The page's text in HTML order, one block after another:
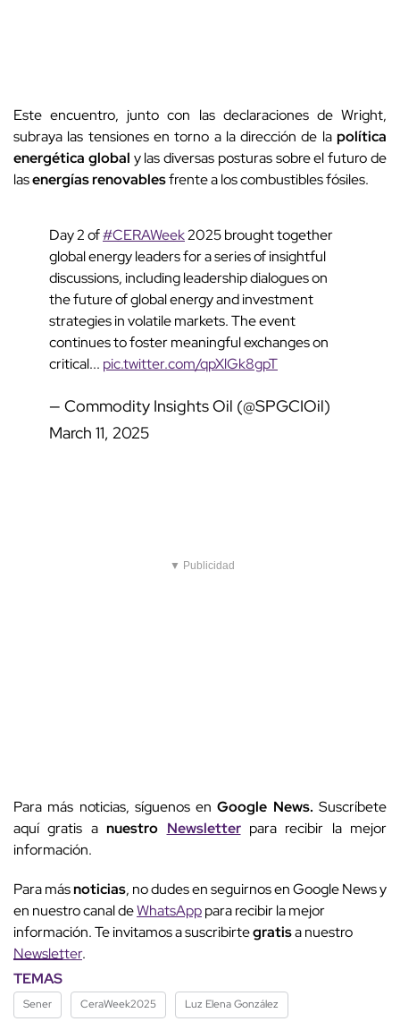
Este encuentro, junto con las declaraciones de Wright,
subraya las tensiones en torno a la dirección de lapolítica
energética global y las diversas posturas sobre el futuro de
lasenergías renovablesfrente a los combustibles fósiles.
Day 2 of#CERAWeek2025 brought together
global energy leaders for a series of insightful
discussions, including leadership dialogues on
the future of global energy and investment
strategies in volatile markets. The event
continues to foster meaningful exchanges on
critical... pic.twitter.com/qpXlGk8gpT
— Commodity Insights Oil (@SPGCIOil)
March 11, 2025
▼ Publicidad
Para más noticias, síguenos enGoogle News.Suscríbete
aquí gratis anuestro Newsletter para recibir la mejor
información.
Para másnoticias, no dudes en seguirnos en Google News y
en nuestro canal deWhatsApppara recibir la mejor
información. Te invitamos a suscribirtegratisa nuestro
Newsletter.
TEMAS
Sener CeraWeek2025 Luz Elena González